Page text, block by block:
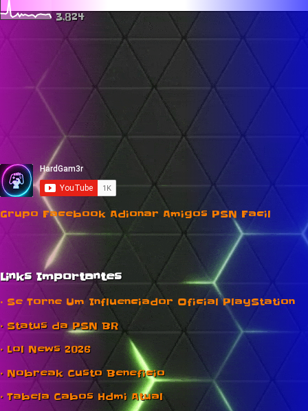
3,824
Grupo Facebook Adionar Amigos PSN Facil
Links Importantes
• Se Torne Um Influenciador Oficial PlayStation
• Status da PSN BR
• Lol News 2026
• Nobreak Custo Beneficio
• Tabela Cabos Hdmi Atual